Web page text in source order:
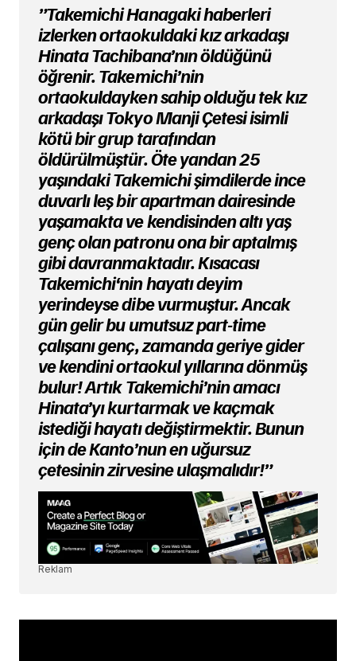
”Takemichi Hanagaki haberleri
izlerken ortaokuldaki kız arkadaşı
Hinata Tachibana’nın öldüğünü
öğrenir. Takemichi’nin
ortaokuldayken sahip olduğu tek kız
arkadaşı Tokyo Manji Çetesi isimli
kötü bir grup tarafından
öldürülmüştür. Öte yandan 25
yaşındaki Takemichi şimdilerde ince
duvarlı leş bir apartman dairesinde
yaşamakta ve kendisinden altı yaş
genç olan patronu ona bir aptalmış
gibi davranmaktadır. Kısacası
Takemichi‘nin hayatı deyim
yerindeyse dibe vurmuştur. Ancak
gün gelir bu umutsuz part-time
çalışanı genç, zamanda geriye gider
ve kendini ortaokul yıllarına dönmüş
bulur! Artık Takemichi’nin amacı
Hinata’yı kurtarmak ve kaçmak
istediği hayatı değiştirmektir. Bunun
için de Kanto’nun en uğursuz
çetesinin zirvesine ulaşmalıdır!”
Reklam